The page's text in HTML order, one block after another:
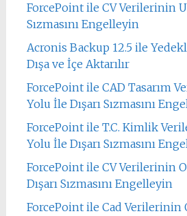
ForcePoint ile CV Verilerinin
Sızmasını Engelleyin
Acronis Backup 12.5 ile
Dışa ve İçe Aktarılır
ForcePoint ile CAD Tasarım
Yolu İle Dışarı Sızmasını
ForcePoint ile T.C. Kimlik
Yolu İle Dışarı Sızmasını
ForcePoint ile CV Verilerinin
Dışarı Sızmasını Engelleyin
ForcePoint ile Cad Verilerinin